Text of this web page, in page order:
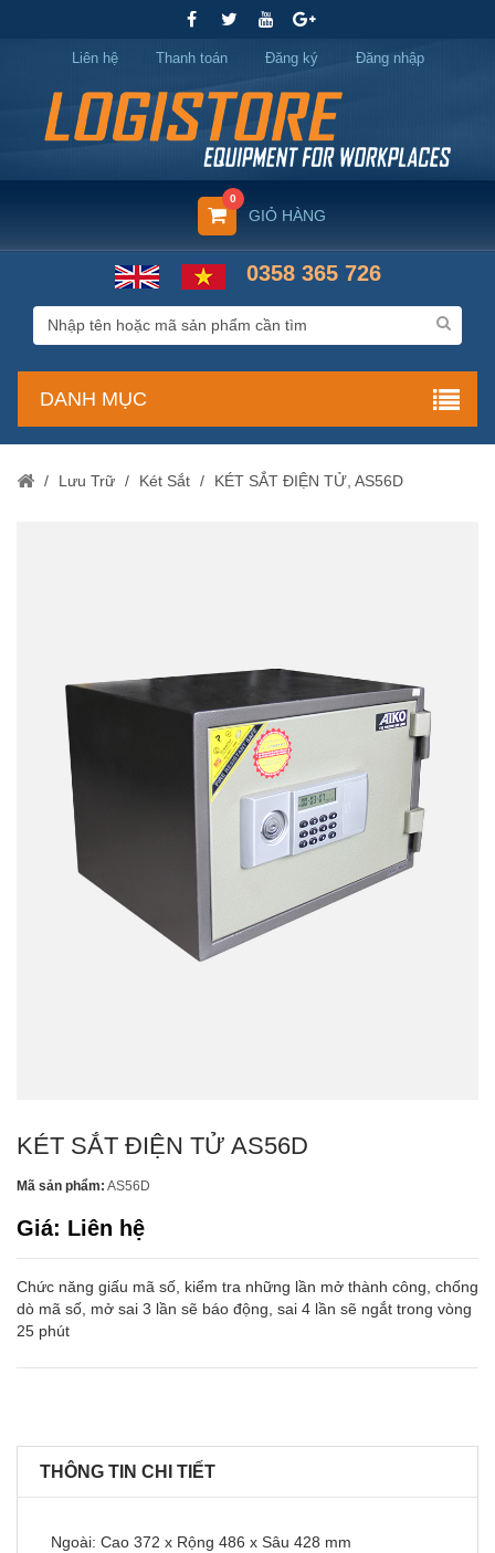
Liên hệ Thanh toán Đăng ký Đăng nhập
GIỎ HÀNG
0
0358 365 726
DANH MỤC
/ Lưu Trữ / Két Sắt / KÉT SẮT ĐIỆN TỬ, AS56D
KÉT SẮT ĐIỆN TỬ AS56D
Mã sản phẩm: AS56D
Giá: Liên hệ
Chức năng giấu mã số, kiểm tra những lần mở thành công, chống
dò mã số, mở sai 3 lần sẽ báo động, sai 4 lần sẽ ngắt trong vòng
25 phút
THÔNG TIN CHI TIẾT
Ngoài: Cao 372 x Rộng 486 x Sâu 428 mm